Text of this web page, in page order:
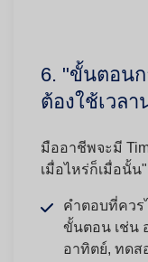
6. "ขั้นตอนก
ต้องใช้เวล
มืออาชีพจะมี
เมื่อไหร่ก็เมื่อนั้น"
คำตอบที่ควร
ขั้นตอน เช่น
อาทิตย์, ทดส